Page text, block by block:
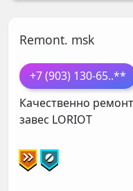
Remont. msk
+7 (903) 130-65..**
Качественно
завес LORIOT